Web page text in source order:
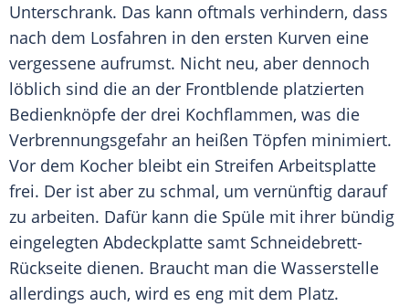
Unterschrank. Das kann oftmals verhindern, dass
nach dem Losfahren in den ersten Kurven eine
vergessene aufrumst. Nicht neu, aber dennoch
löblich sind die an der Frontblende platzierten
Bedienknöpfe der drei Kochflammen, was die
Verbrennungsgefahr an heißen Töpfen minimiert.
Vor dem Kocher bleibt ein Streifen Arbeitsplatte
frei. Der ist aber zu schmal, um vernünftig darauf
zu arbeiten. Dafür kann die Spüle mit ihrer bündig
eingelegten Abdeckplatte samt Schneidebrett-
Rückseite dienen. Braucht man die Wasserstelle
allerdings auch, wird es eng mit dem Platz.